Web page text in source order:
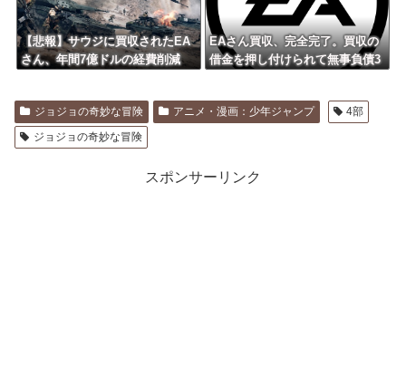
【悲報】サウジに買収されたEA
さん、年間7億ドルの経費削減
EAさん買収、完全完了。買収の
借金を押し付けられて無事負債3
ジョジョの奇妙な冒険 アニメ・漫画：少年ジャンプ
4部
ジョジョの奇妙な冒険
スポンサーリンク